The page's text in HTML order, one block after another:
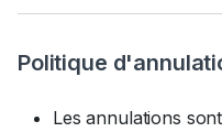
Politique
Les annulations